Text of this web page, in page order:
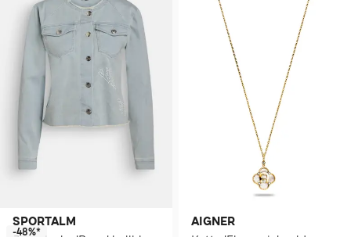
SPORTALM
-48%*
AIGNER